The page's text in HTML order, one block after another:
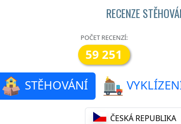
RECENZE
POČET RECENZÍ:
59 251
STĚHOVÁNÍ
ČESKÁ REPUBLIKA